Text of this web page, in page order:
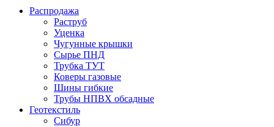
Распродажа
Раструб
Уценка
Чугунные крышки
Сырье ПНД
Трубка ТУТ
Коверы газовые
Шины гибкие
Трубы НПВХ обсадные
Геотекстиль
Сибур